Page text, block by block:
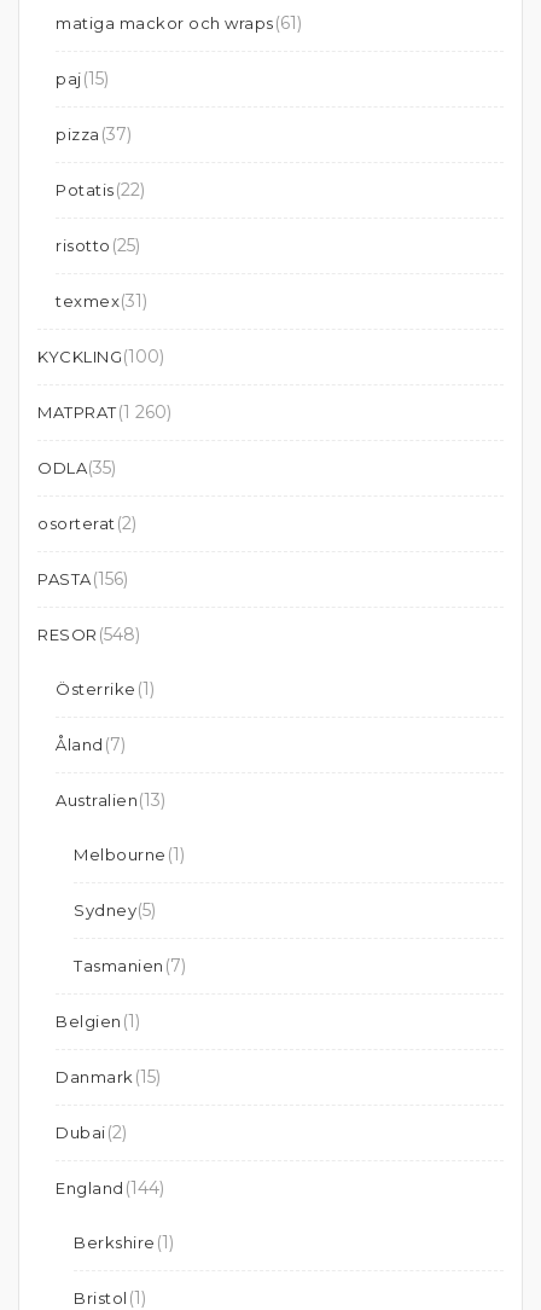
matiga mackor och wraps(61)
paj(15)
pizza (37)
Potatis(22)
risotto (25)
texmex(31)
KYCKLING(100)
MATPRAT(1 260)
ODLA(35)
osorterat (2)
PASTA(156)
RESOR (548)
Österrike (1)
Åland (7)
Australien(13)
Melbourne (1)
Sydney(5)
Tasmanien (7)
Belgien (1)
Danmark (15)
Dubai(2)
England (144)
Berkshire (1)
Bristol (1)